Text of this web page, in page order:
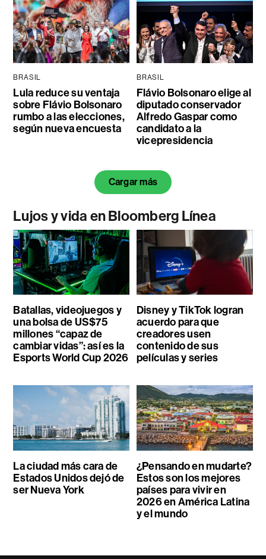
BRASIL
Lula reduce su ventaja
sobre Flávio Bolsonaro
rumbo a las elecciones,
según nueva encuesta
BRASIL
Flávio Bolsonaro elige al
diputado conservador
Alfredo Gaspar como
candidato a la
vicepresidencia
Cargar más
Lujos y vida en Bloomberg Línea
Batallas, videojuegos y
una bolsa de US$75
millones “capaz de
cambiar vidas”: así es la
Esports World Cup 2026
Disney y TikTok logran
acuerdo para que
creadores usen
contenido de sus
películas y series
La ciudad más cara de
Estados Unidos dejó de
ser Nueva York
¿Pensando en mudarte?
Estos son los mejores
países para vivir en
2026 en América Latina
y el mundo